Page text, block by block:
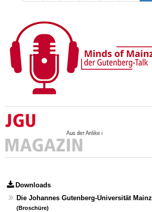
Downloads
Die Johannes Gutenberg-Universität Mainz
(Broschüre)